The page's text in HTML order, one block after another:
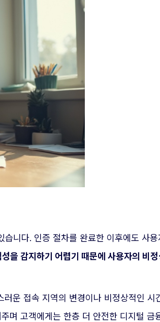
니다. 인증 절차를 완료한 이후에도 사용
을 감지하기 어렵기 때문에 사용자의 비
운 접속 지역의 변경이나 비정상적인 시
며 고객에게는 한층 더 안전한 디지털 금